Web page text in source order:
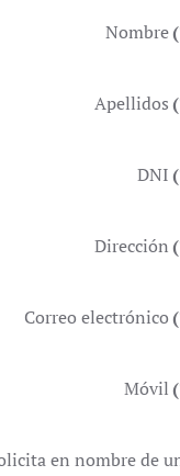
Nombre
Apellidos
DNI
Dirección
Correo electrónico
Móvil
en nombre de